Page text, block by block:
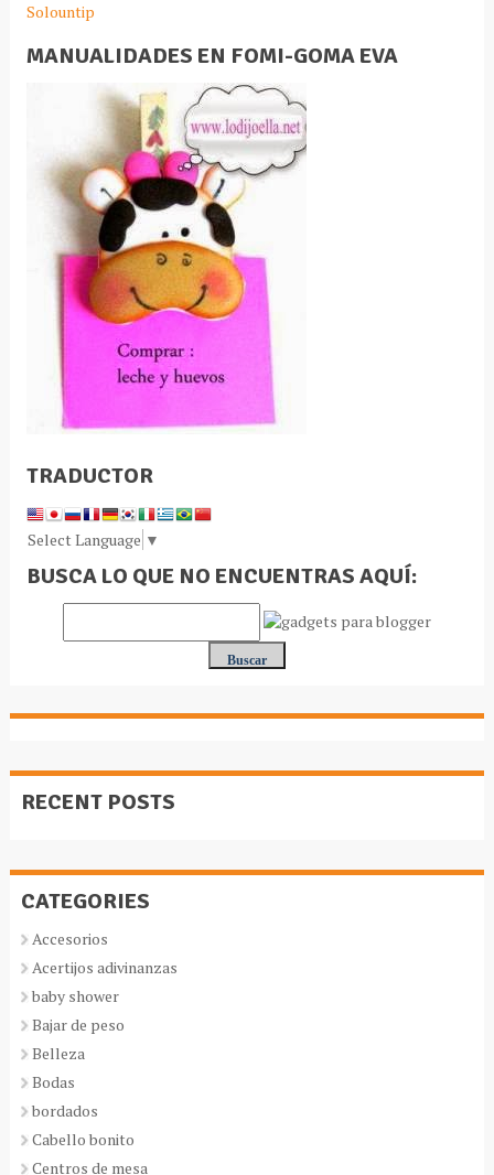
Solountip
MANUALIDADES EN FOMI-GOMA EVA
TRADUCTOR
Select Language ▼
BUSCA LO QUE NO ENCUENTRAS AQUÍ:
RECENT POSTS
CATEGORIES
Accesorios
Acertijos adivinanzas
baby shower
Bajar de peso
Belleza
Bodas
bordados
Cabello bonito
Centros de mesa